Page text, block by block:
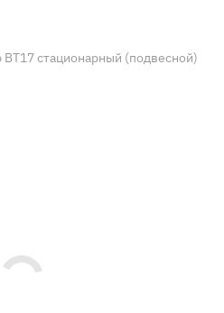
стационарный (подвесной)